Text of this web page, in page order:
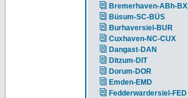
Bremerhaven-ABh-BX
Büsum-SC-BÜS
Burhaversiel-BUR
Cuxhaven-NC-CUX
Dangast-DAN
Ditzum-DIT
Dorum-DOR
Emden-EMD
Fedderwardersiel-FED